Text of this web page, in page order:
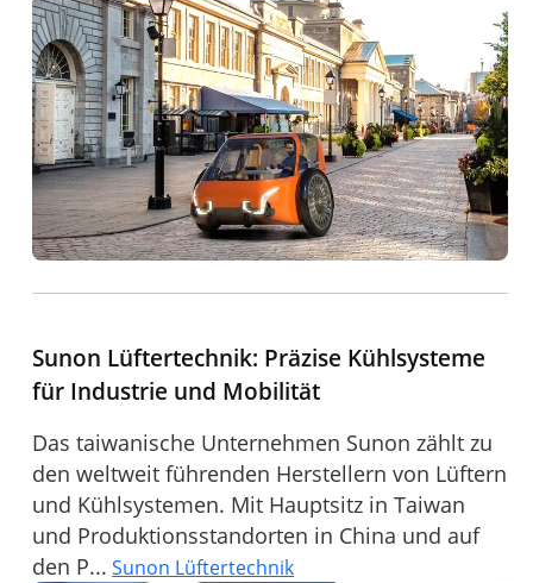
Sunon Lüftertechnik: Präzise Kühlsysteme
für Industrie und Mobilität
Das taiwanische Unternehmen Sunon zählt zu
den weltweit führenden Herstellern von Lüftern
und Kühlsystemen. Mit Hauptsitz in Taiwan
und Produktionsstandorten in China und auf
den P... Sunon Lüftertechnik